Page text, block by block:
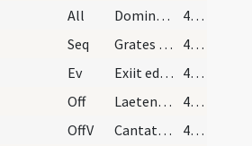
All Dominus dixit ad me
42 (11v)
Seq Grates nunc omnes
42 (11v)
Ev Exiit edictum a Caesare Augusto
42 (11v)
Off Laetentur caeli et exsultet terra
42 (11v)
OffV Cantate Domino canticum novum
42 (11v)